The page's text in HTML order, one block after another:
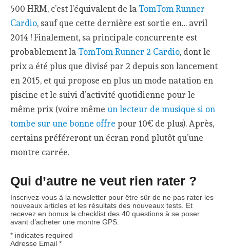
500 HRM, c’est l’équivalent de la TomTom Runner
Cardio, sauf que cette dernière est sortie en… avril
2014 ! Finalement, sa principale concurrente est
probablement la TomTom Runner 2 Cardio, dont le
prix a été plus que divisé par 2 depuis son lancement
en 2015, et qui propose en plus un mode natation en
piscine et le suivi d’activité quotidienne pour le
même prix (voire mêmeun lecteur de musique si on
tombe sur une bonne offre pour 10€ de plus). Après,
certains préféreront un écran rond plutôt qu’une
montre carrée.
Qui d’autre ne veut rien rater ?
Inscrivez-vous à la newsletter pour être sûr de ne pas rater les
nouveaux articles et les résultats des nouveaux tests. Et
recevez en bonus la checklist des 40 questions à se poser
avant d’acheter une montre GPS.
* indicates required
Adresse Email*